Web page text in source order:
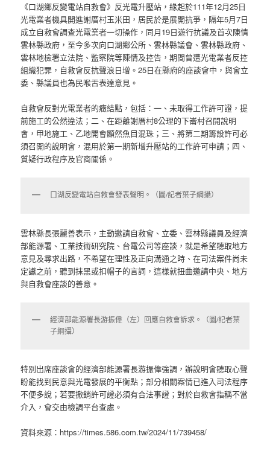
《口湖鄉反變電站自救會》反光電升壓站，緣起於111年12月25日
光電業者機具開進謝厝村玉米田，居民於是展開抗爭，隔年5月7日
成立自救會調查光電業者一切操作，同月19日遊行抗議及首次陳情
雲林縣政府，至今多次向口湖鄉公所、雲林縣議會、雲林縣政府、
雲林地檢署立法院、監察院等陳情及控告，期間曾遭光電業者反控
組織犯罪，自救會反抗聲浪日增。25日在縣府的座談會中，與會立
委、縣議員也為民喉舌表達意見。
自救會反對光電業者的癥結點，包括：一、未取得工作許可證，提
前施工的公然違法；二、在距離謝厝村8公理的下崙村召開說明
會，甲地施工、乙地開會顯然魚目混珠；三、將第二期籌設許可必
須召開的說明會，混用於第一期新增升壓站的工作許可申請；四、
質疑行政程序及官商關係。
口湖反變電站自救會發表聲明。（圖/記者葉子綱攝）
雲林縣長張麗善表示，主動邀請自救會、立委、雲林縣議員及經濟
部能源署、工業技術研究院、台電公司等座談，就是希望聽取地方
意見及尋求出路，不希望在理性及正向溝通之時、在司法案件尚未
定讞之前，聽到抹黑或扣帽子的言詞，這樣就扭曲邀請中央、地方
與自救會座談的善意。
經濟部能源署長游振偉（左）回應自救會訴求。（圖/記者葉
子綱攝）
特別出席座談會的經濟部能源署長游振偉強調，辦說明會聽取心聲
盼能找到民意與光電發展的平衡點；部分相關案情已進入司法程序
不便多說；若要撤銷許可證必須有合法事證；對於自救會指稱不當
介入，會交由檢調平台查處。
資料來源：https://times.586.com.tw/2024/11/739458/